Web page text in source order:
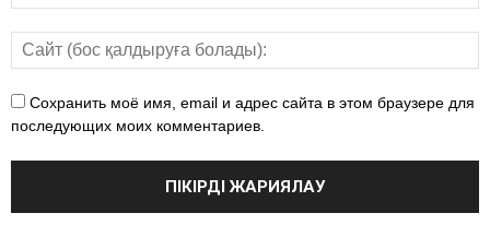
Сохранить моё имя, email и адрес сайта в этом браузере для
последующих моих комментариев.